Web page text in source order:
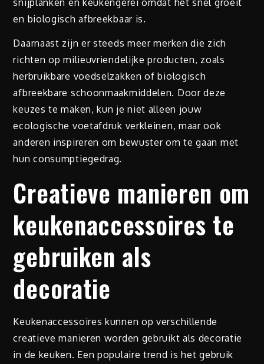
en biologisch afbreekbaar is.
Daarnaast zijn er steeds meer merken die zich
richten op milieuvriendelijke producten, zoals
herbruikbare voedselzakken of biologisch
afbreekbare schoonmaakmiddelen. Door deze
keuzes te maken, kun je niet alleen jouw
ecologische voetafdruk verkleinen, maar ook
anderen inspireren om bewuster om te gaan met
hun consumptiegedrag.
Creatieve manieren om
keukenaccessoires te
gebruiken als
decoratie
Keukenaccessoires kunnen op verschillende
creatieve manieren worden gebruikt als decoratie
in de keuken. Een populaire trend is het gebruik